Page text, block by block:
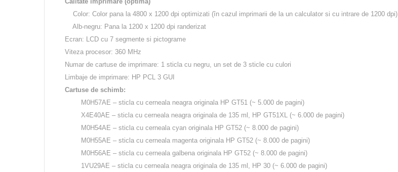
Color: Color pana la 4800 x 1200 dpi optimizati (în cazul imprimarii de la un calculator si cu intrare de 1200 dpi)
Alb-negru: Pana la 1200 x 1200 dpi randerizat
Ecran: LCD cu 7 segmente si pictograme
Viteza procesor: 360 MHz
Numar de cartuse de imprimare: 1 sticla cu negru, un set de 3 sticle cu culori
Limbaje de imprimare: HP PCL 3 GUI
Cartuse de schimb:
M0H57AE – sticla cu cerneala neagra originala HP GT51 (~ 5.000 de pagini)
X4E40AE – sticla cu cerneala neagra originala de 135 ml, HP GT51XL (~ 6.000 de pagini)
M0H54AE – sticla cu cerneala cyan originala HP GT52 (~ 8.000 de pagini)
M0H55AE – sticla cu cerneala magenta originala HP GT52 (~ 8.000 de pagini)
M0H56AE – sticla cu cerneala galbena originala HP GT52 (~ 8.000 de pagini)
1VU29AE – sticla cu cerneala neagra originala de 135 ml, HP 30 (~ 6.000 de pagini)